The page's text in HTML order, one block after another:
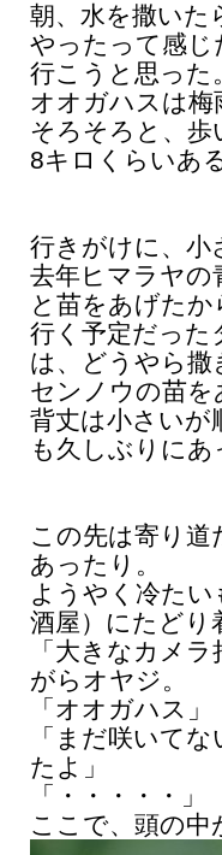
朝、水を撒いた
やったって感じ
行こうと思った
オオガハスは梅
そろそろと、歩
8キロくらいある
行きがけに、小
去年ヒマラヤの
と苗をあげたか
行く予定だっ
は、どうやら
センノウの苗を
背丈は小さいが
も久しぶりにあ
この先は寄り
あったり。
ようやく冷た
酒屋）にたどり
「大きなカメ
がらオヤジ。
「オオガハス」
「まだ咲いて
たよ」
「・・・・・」
ここで、頭の